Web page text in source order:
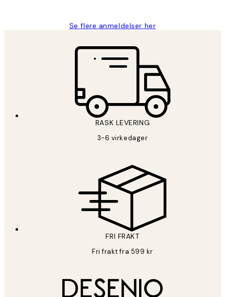
Se flere anmeldelser her
RASK LEVERING
3-6 virkedager
FRI FRAKT
Fri frakt fra 599 kr